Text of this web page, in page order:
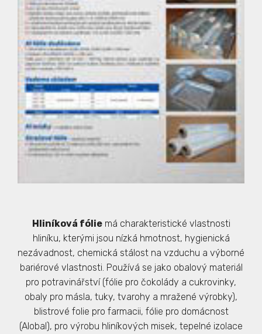
Hliníková fóliemá charakteristické vlastnosti
hliníku, kterými jsou nízká hmotnost, hygienická
nezávadnost, chemická stálost na vzduchu a výborné
bariérové vlastnosti. Používá se jako obalový materiál
pro potravinářství (fólie pro čokolády a cukrovinky,
obaly pro másla, tuky, tvarohy a mražené výrobky),
blistrové folie pro farmacii, fólie pro domácnost
(Alobal), pro výrobu hliníkových misek, tepelné izolace